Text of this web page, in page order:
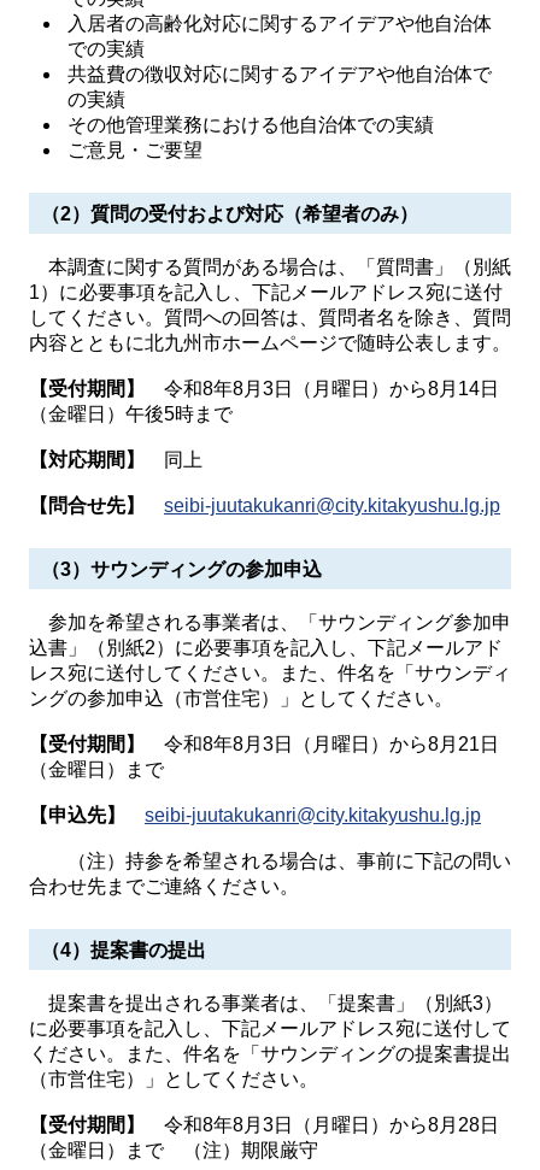
入居者の高齢化対応に関するアイデアや他自治体
での実績
共益費の徴収対応に関するアイデアや他自治体で
の実績
その他管理業務における他自治体での実績
ご意見・ご要望
（2）質問の受付および対応（希望者のみ）
本調査に関する質問がある場合は、「質問書」（別紙
1）に必要事項を記入し、下記メールアドレス宛に送付
してください。質問への回答は、質問者名を除き、質問
内容とともに北九州市ホームページで随時公表します。
【受付期間】
令和8年8月3日（月曜日）から8月14日
（金曜日）午後5時まで
【対応期間】 同上
【問合せ先】 seibi-juutakukanri@city.kitakyushu.lg.jp
（3）サウンディングの参加申込
参加を希望される事業者は、「サウンディング参加申
込書」（別紙2）に必要事項を記入し、下記メールアド
レス宛に送付してください。また、件名を「サウンディ
ングの参加申込（市営住宅）」としてください。
【受付期間】
令和8年8月3日（月曜日）から8月21日
（金曜日）まで
【申込先】 seibi-juutakukanri@city.kitakyushu.lg.jp
（注）持参を希望される場合は、事前に下記の問い
合わせ先までご連絡ください。
（4）提案書の提出
提案書を提出される事業者は、「提案書」（別紙3）
に必要事項を記入し、下記メールアドレス宛に送付して
ください。また、件名を「サウンディングの提案書提出
（市営住宅）」としてください。
【受付期間】
令和8年8月3日（月曜日）から8月28日
（金曜日）まで （注）期限厳守